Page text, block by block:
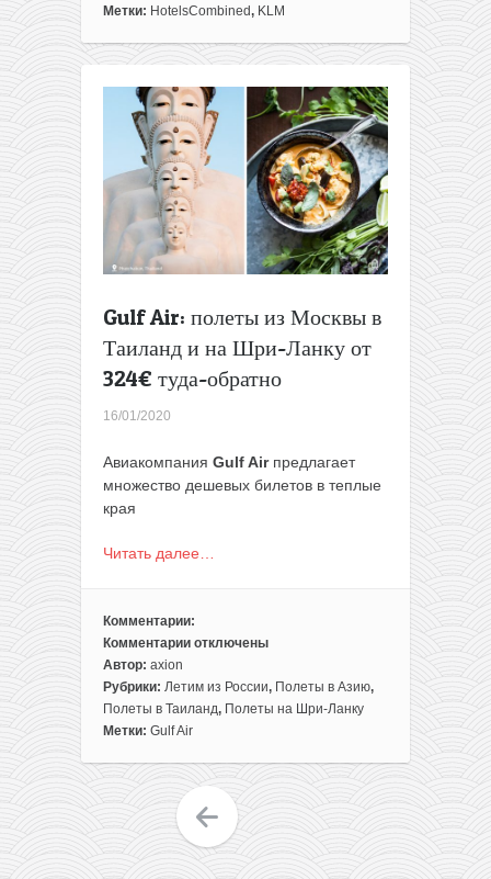
отдых
перелеты
Минска
11
всего
453€
человека
Метки: HotelsCombined, KLM
Gulf Air: полеты из Москвы в
Таиланд и на Шри-Ланку от
324€ туда-обратно
16/01/2020
Авиакомпания Gulf Airпредлагает
множество дешевых билетов в теплые
края
Читать далее…
Комментарии:
Комментарии
к
записи
Gulf
Air:
из
Москвы
Таиланд
отключены
Автор: axion
Рубрики: Летим из России, Полеты в Азию,
Полеты в Таиланд, Полеты на Шри-Ланку
Метки: Gulf Air